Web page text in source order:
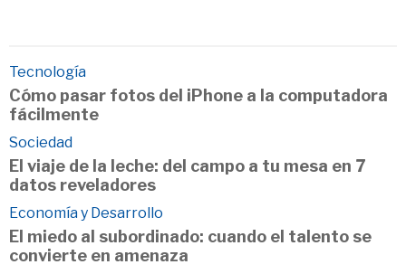
Tecnología
Cómo pasar fotos del iPhone a la computadora
fácilmente
Sociedad
El viaje de la leche: del campo a tu mesa en 7
datos reveladores
Economía y Desarrollo
El miedo al subordinado: cuando el talento se
convierte en amenaza